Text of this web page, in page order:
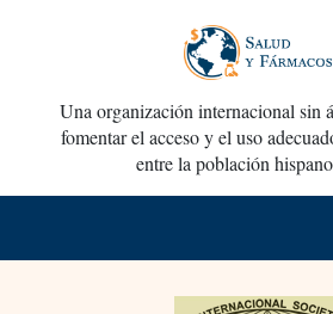
Una organización internacional sin
fomentar el acceso y el uso
entre la población